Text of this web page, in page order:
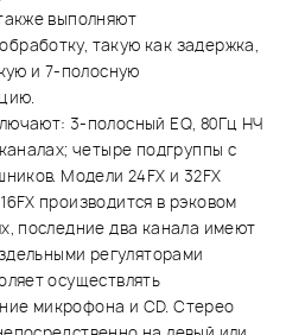
выполняют
такую как задержка,
и 7-полосную
3-полосный EQ, 80Гц НЧ
четыре подгруппы с
Модели 24FX и 32FX
производится в рэковом
последние два канала имеют
регуляторами
осуществлять
микрофона и CD. Стерео